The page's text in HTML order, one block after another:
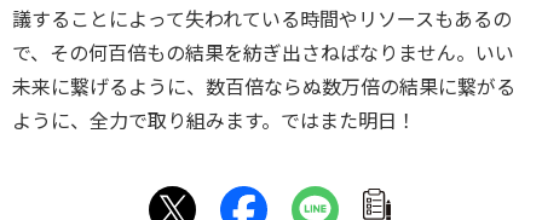
議することによって失われている時間やリソースもあるの
で、その何百倍もの結果を紡ぎ出さねばなりません。いい
未来に繋げるように、数百倍ならぬ数万倍の結果に繋がる
ように、全力で取り組みます。ではまた明日！